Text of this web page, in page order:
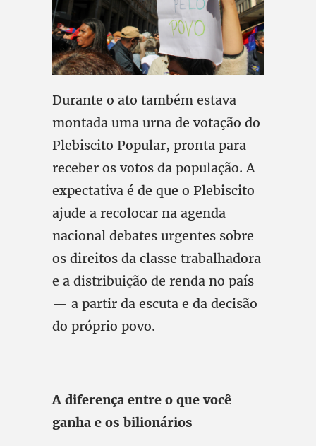
Durante o ato também estava
montada uma urna de votação do
Plebiscito Popular, pronta para
receber os votos da população. A
expectativa é de que o Plebiscito
ajude a recolocar na agenda
nacional debates urgentes sobre
os direitos da classe trabalhadora
e a distribuição de renda no país
— a partir da escuta e da decisão
do próprio povo.
A diferença entre o que você
ganha e os bilionários